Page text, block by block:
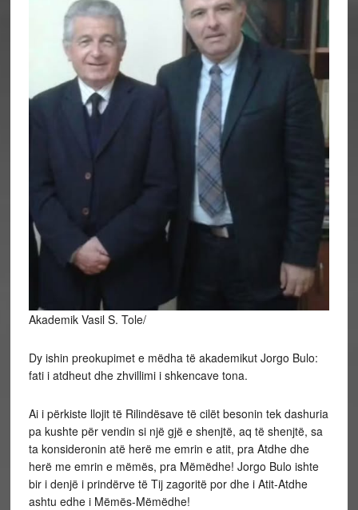
Akademik Vasil S. Tole/
Dy ishin preokupimet e mëdha të akademikut Jorgo Bulo:
fati i atdheut dhe zhvillimi i shkencave tona.
Ai i përkiste llojit të Rilindësave të cilët besonin tek dashuria
pa kushte për vendin si një gjë e shenjtë, aq të shenjtë, sa
ta konsideronin atë herë me emrin e atit, pra Atdhe dhe
herë me emrin e mëmës, pra Mëmëdhe! Jorgo Bulo ishte
bir i denjë i prindërve të Tij zagoritë por dhe i Atit-Atdhe
ashtu edhe i Mëmës-Mëmëdhe!